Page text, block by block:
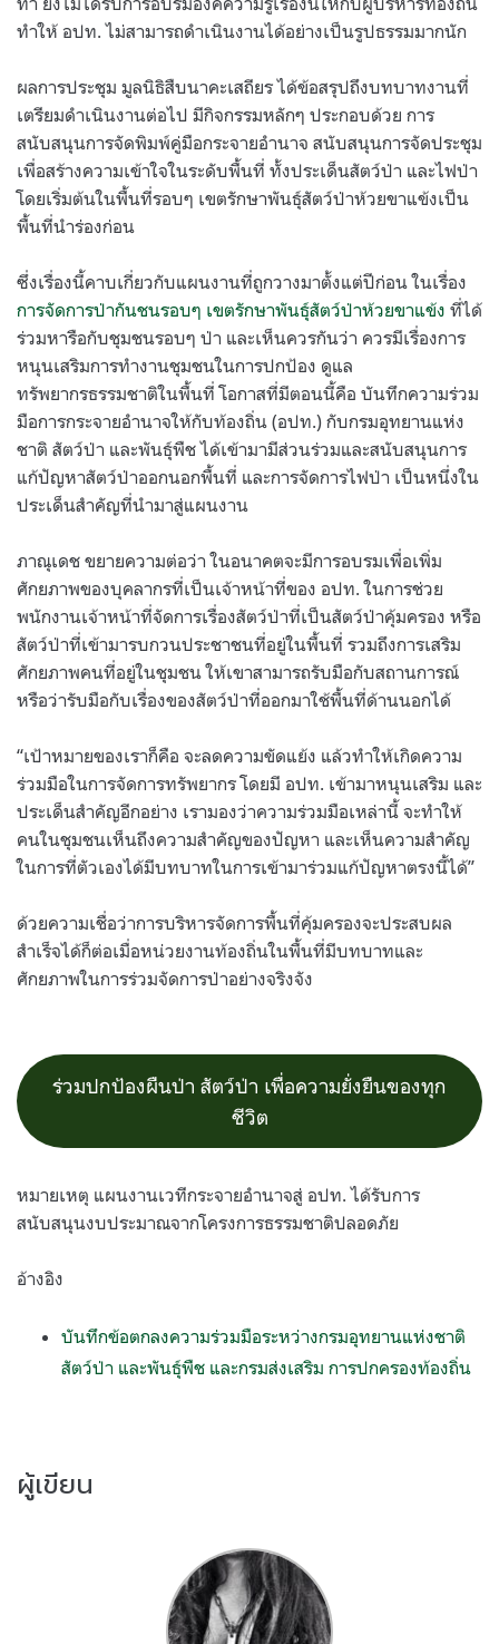
ทำให้ อปท. ไม่สามารถดำเนินงานได้อย่างเป็นรูปธรรมมากนัก
ผลการประชุม มูลนิธิสืบนาคะเสถียร ได้ข้อสรุปถึงบทบาทงานที่
เตรียมดำเนินงานต่อไป มีกิจกรรมหลักๆ ประกอบด้วย การ
สนับสนุนการจัดพิมพ์คู่มือกระจายอำนาจ สนับสนุนการจัดประชุม
เพื่อสร้างความเข้าใจในระดับพื้นที่ ทั้งประเด็นสัตว์ป่า และไฟป่า
โดยเริ่มต้นในพื้นที่รอบๆ เขตรักษาพันธุ์สัตว์ป่าห้วยขาแข้งเป็น
พื้นที่นำร่องก่อน
ซึ่งเรื่องนี้คาบเกี่ยวกับแผนงานที่ถูกวางมาตั้งแต่ปีก่อน ในเรื่อง
การจัดการป่ากันชนรอบๆ เขตรักษาพันธุ์สัตว์ป่าห้วยขาแข้ง ที่ได้
ร่วมหารือกับชุมชนรอบๆ ป่า และเห็นควรกันว่า ควรมีเรื่องการ
หนุนเสริมการทำงานชุมชนในการปกป้อง ดูแล
ทรัพยากรธรรมชาติในพื้นที่ โอกาสที่มีตอนนี้คือ บันทึกความร่วม
มือการกระจายอำนาจให้กับท้องถิ่น (อปท.) กับกรมอุทยานแห่ง
ชาติ สัตว์ป่า และพันธุ์พืช ได้เข้ามามีส่วนร่วมและสนับสนุนการ
แก้ปัญหาสัตว์ป่าออกนอกพื้นที่ และการจัดการไฟป่า เป็นหนึ่งใน
ประเด็นสำคัญที่นำมาสู่แผนงาน
ภาณุเดช ขยายความต่อว่า ในอนาคตจะมีการอบรมเพื่อเพิ่ม
ศักยภาพของบุคลากรที่เป็นเจ้าหน้าที่ของ อปท. ในการช่วย
พนักงานเจ้าหน้าที่จัดการเรื่องสัตว์ป่าที่เป็นสัตว์ป่าคุ้มครอง หรือ
สัตว์ป่าที่เข้ามารบกวนประชาชนที่อยู่ในพื้นที่ รวมถึงการเสริม
ศักยภาพคนที่อยู่ในชุมชน ให้เขาสามารถรับมือกับสถานการณ์
หรือว่ารับมือกับเรื่องของสัตว์ป่าที่ออกมาใช้พื้นที่ด้านนอกได้
“เป้าหมายของเราก็คือ จะลดความขัดแย้ง แล้วทำให้เกิดความ
ร่วมมือในการจัดการทรัพยากร โดยมี อปท. เข้ามาหนุนเสริม และ
ประเด็นสำคัญอีกอย่าง เรามองว่าความร่วมมือเหล่านี้ จะทำให้
คนในชุมชนเห็นถึงความสำคัญของปัญหา และเห็นความสำคัญ
ในการที่ตัวเองได้มีบทบาทในการเข้ามาร่วมแก้ปัญหาตรงนี้ได้”
ด้วยความเชื่อว่าการบริหารจัดการพื้นที่คุ้มครองจะประสบผล
สำเร็จได้ก็ต่อเมื่อหน่วยงานท้องถิ่นในพื้นที่มีบทบาทและ
ศักยภาพในการร่วมจัดการป่าอย่างจริงจัง
ร่วมปกป้องผืนป่า สัตว์ป่า เพื่อความยั่งยืนของทุก
ชีวิต
หมายเหตุ แผนงานเวทีกระจายอำนาจสู่ อปท. ได้รับการ
สนับสนุนงบประมาณจากโครงการธรรมชาติปลอดภัย
อ้างอิง
บันทึกข้อตกลงความร่วมมือระหว่างกรมอุทยานแห่งชาติ
สัตว์ป่า และพันธุ์พืช และกรมส่งเสริม การปกครองท้องถิ่น
ผู้เขียน